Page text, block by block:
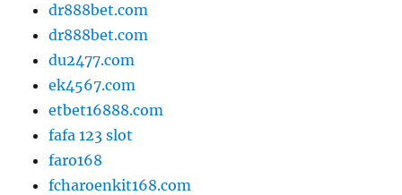
dr888bet.com
dr888bet.com
du2477.com
ek4567.com
etbet16888.com
fafa 123 slot
faro168
fcharoenkit168.com